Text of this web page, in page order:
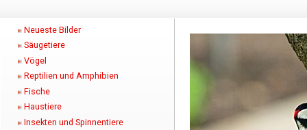
Neueste Bilder
Säugetiere
Vögel
Reptilien und Amphibien
Fische
Haustiere
Insekten und Spinnentiere